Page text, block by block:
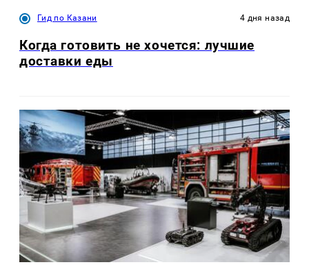
Гид по Казани 4 дня назад
Когда готовить не хочется: лучшие
доставки еды